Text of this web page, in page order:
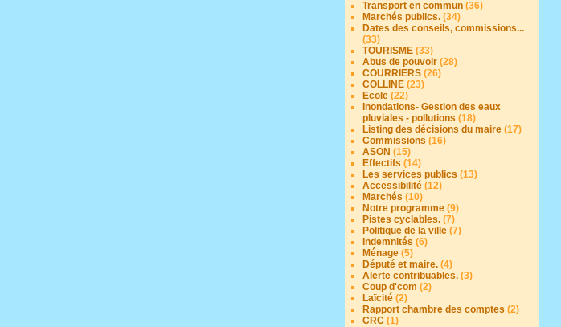
Transport en commun (36)
Marchés publics. (34)
Dates des conseils, commissions...
(33)
TOURISME (33)
Abus de pouvoir (28)
COURRIERS (26)
COLLINE (23)
Ecole (22)
Inondations- Gestion des eaux
pluviales - pollutions (18)
Listing des décisions du maire (17)
Commissions (16)
ASON (15)
Effectifs (14)
Les services publics (13)
Accessibilité (12)
Marchés (10)
Notre programme (9)
Pistes cyclables. (7)
Politique de la ville (7)
Indemnités (6)
Ménage (5)
Député et maire. (4)
Alerte contribuables. (3)
Coup d'com (2)
Laïcité (2)
Rapport chambre des comptes (2)
CRC (1)